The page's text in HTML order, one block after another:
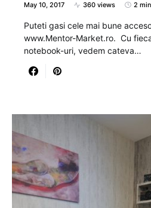
May 10, 2017 360 views 2
Puteti gasi cele mai bune
www.Mentor-Market.ro. Cu
notebook-uri, vedem cateva…